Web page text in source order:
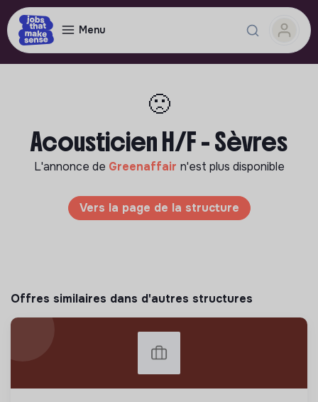
Menu
🙁
Acousticien H/F - Sèvres
L'annonce de Greenaffair n'est plus disponible
Vers la page de la structure
Offres similaires dans d'autres structures